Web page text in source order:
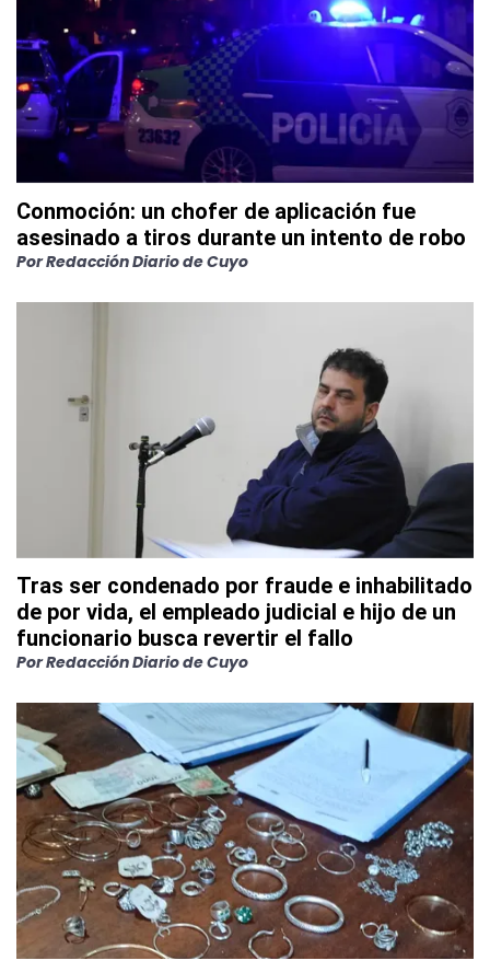
Conmoción: un chofer de aplicación fue
asesinado a tiros durante un intento de robo
PorRedacción Diario de Cuyo
Tras ser condenado por fraude e inhabilitado
de por vida, el empleado judicial e hijo de un
funcionario busca revertir el fallo
PorRedacción Diario de Cuyo